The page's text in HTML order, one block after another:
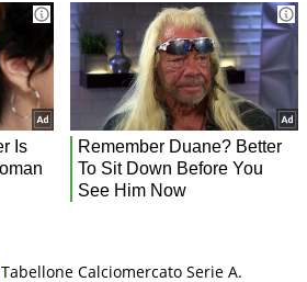
Tabellone Calciomercato Serie A.